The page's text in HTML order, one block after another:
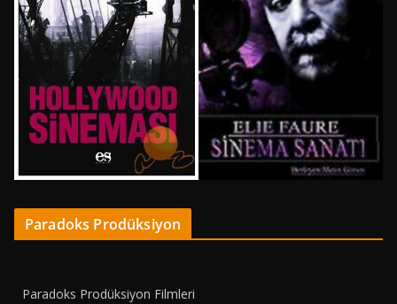
Paradoks Prodüksiyon
Paradoks Prodüksiyon Filmleri